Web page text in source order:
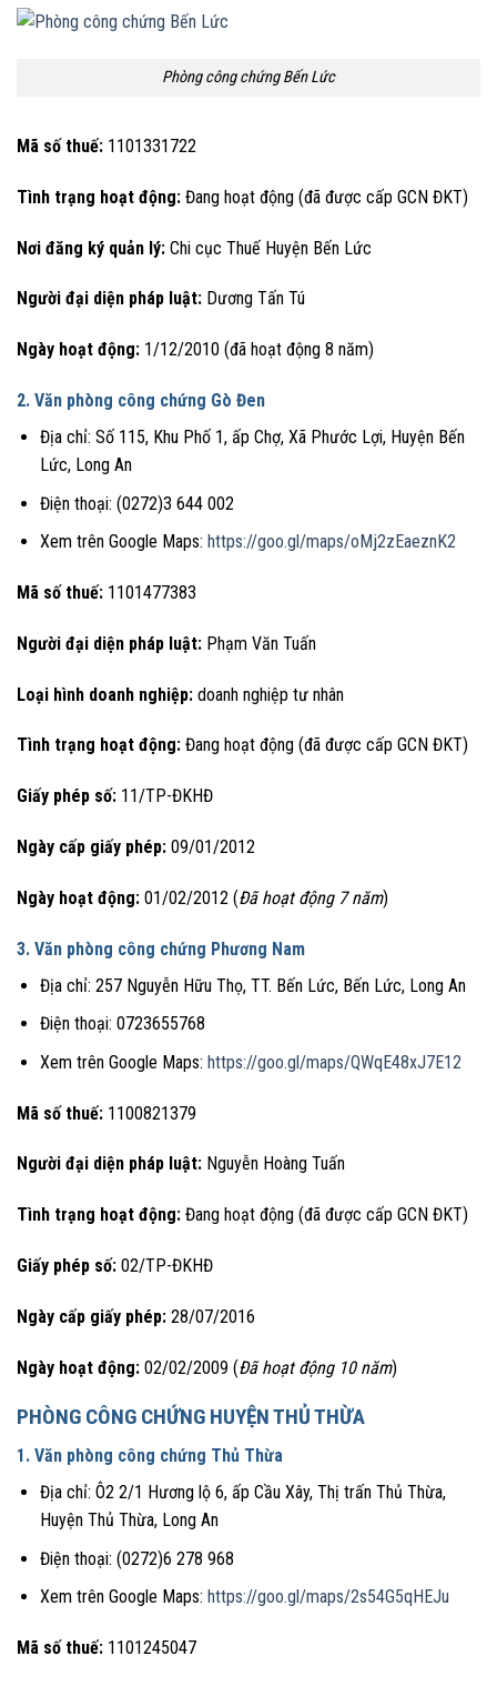
Phòng công chứng Bến Lức
Mã số thuế: 1101331722
Tình trạng hoạt động: Đang hoạt động (đã được cấp GCN ĐKT)
Nơi đăng ký quản lý: Chi cục Thuế Huyện Bến Lức
Người đại diện pháp luật: Dương Tấn Tú
Ngày hoạt động: 1/12/2010 (đã hoạt động 8 năm)
2. Văn phòng công chứng Gò Đen
Địa chỉ: Số 115, Khu Phố 1, ấp Chợ, Xã Phước Lợi, Huyện Bến
Lức, Long An
Điện thoại: (0272)3 644 002
Xem trên Google Maps: https://goo.gl/maps/oMj2zEaeznK2
Mã số thuế: 1101477383
Người đại diện pháp luật: Phạm Văn Tuấn
Loại hình doanh nghiệp: doanh nghiệp tư nhân
Tình trạng hoạt động: Đang hoạt động (đã được cấp GCN ĐKT)
Giấy phép số: 11/TP-ĐKHĐ
Ngày cấp giấy phép: 09/01/2012
Ngày hoạt động: 01/02/2012 (Đã hoạt động 7 năm)
3. Văn phòng công chứng Phương Nam
Địa chỉ: 257 Nguyễn Hữu Thọ, TT. Bến Lức, Bến Lức, Long An
Điện thoại: 0723655768
Xem trên Google Maps: https://goo.gl/maps/QWqE48xJ7E12
Mã số thuế: 1100821379
Người đại diện pháp luật: Nguyễn Hoàng Tuấn
Tình trạng hoạt động: Đang hoạt động (đã được cấp GCN ĐKT)
Giấy phép số: 02/TP-ĐKHĐ
Ngày cấp giấy phép: 28/07/2016
Ngày hoạt động: 02/02/2009 (Đã hoạt động 10 năm)
PHÒNG CÔNG CHỨNG HUYỆN THỦ THỪA
1. Văn phòng công chứng Thủ Thừa
Địa chỉ: Ô2 2/1 Hương lộ 6, ấp Cầu Xây, Thị trấn Thủ Thừa,
Huyện Thủ Thừa, Long An
Điện thoại: (0272)6 278 968
Xem trên Google Maps: https://goo.gl/maps/2s54G5qHEJu
Mã số thuế: 1101245047